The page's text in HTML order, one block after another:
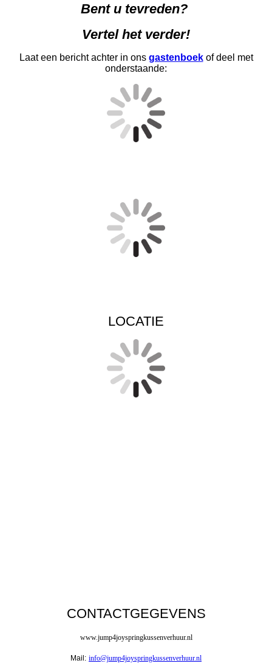
Bent u tevreden?
Vertel het verder!
Laat een bericht achter in ons gastenboekof deel met
onderstaande:
LOCATIE
CONTACTGEGEVENS
www.jump4joyspringkussenverhuur.nl
Mail: info@jump4joyspringkussenverhuur.nl